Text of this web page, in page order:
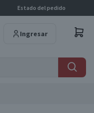
Estado del pedido
Ingresar